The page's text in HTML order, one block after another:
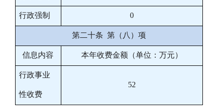
行政强制 0
第二十条 第（八）项
信息内容 本年收费金额（单位：万元）
行政事业
性收费
52